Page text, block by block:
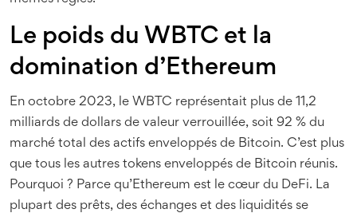
Le poids du WBTC et la
domination d’Ethereum
En octobre 2023, le WBTC représentait plus de 11,2
milliards de dollars de valeur verrouillée, soit 92 % du
marché total des actifs enveloppés de Bitcoin. C’est plus
que tous les autres tokens enveloppés de Bitcoin réunis.
Pourquoi ? Parce qu’Ethereum est le cœur du DeFi. La
plupart des prêts, des échanges et des liquidités se